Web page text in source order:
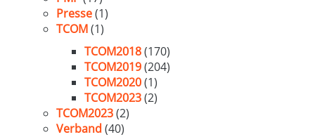
Presse(1)
TCOM(1)
TCOM2018(170)
TCOM2019(204)
TCOM2020(1)
TCOM2023(2)
TCOM2023(2)
Verband (40)